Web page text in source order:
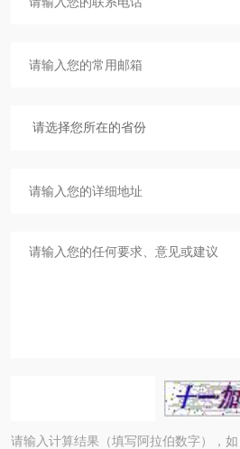
请输入计算结果（填写阿拉伯数字），